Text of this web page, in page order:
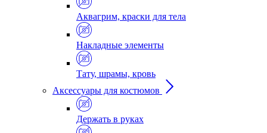
Аквагрим, краски для тела
Накладные элементы
Тату, шрамы, кровь
Аксессуары для костюмов
Держать в руках